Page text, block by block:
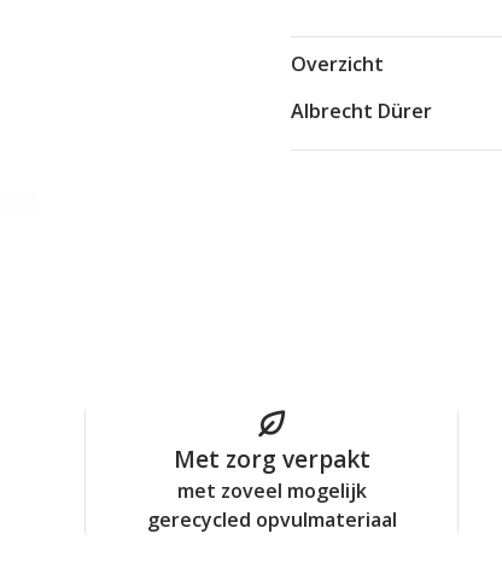
Overzicht
Albrecht Dürer
Met zorg verpakt
met zoveel mogelijk
gerecycled opvulmateriaal